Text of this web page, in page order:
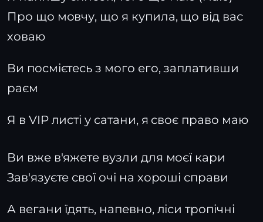
Про що мовчу, що я купила, що від вас
ховаю
Ви посмієтесь з мого его, заплативши
раєм
Я в VIP листі у сатани, я своє право маю
Ви вже в'яжете вузли для моєї кари
Зав'язуєте свої очі на хороші справи
А вегани їдять, напевно, ліси тропічні